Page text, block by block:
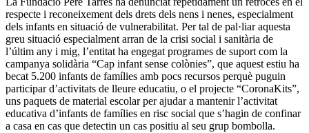
respecte i reconeixement dels drets dels nens i nenes, especialment
dels infants en situació de vulnerabilitat. Per tal de pal·liar aquesta
greu situació especialment arran de la crisi social i sanitària de
l’últim any i mig, l’entitat ha engegat programes de suport com la
campanya solidària “Cap infant sense colònies”, que aquest estiu ha
becat 5.200 infants de famílies amb pocs recursos perquè puguin
participar d’activitats de lleure educatiu, o el projecte “CoronaKits”,
uns paquets de material escolar per ajudar a mantenir l’activitat
educativa d’infants de famílies en risc social que s’hagin de confinar
a casa en cas que detectin un cas positiu al seu grup bombolla.